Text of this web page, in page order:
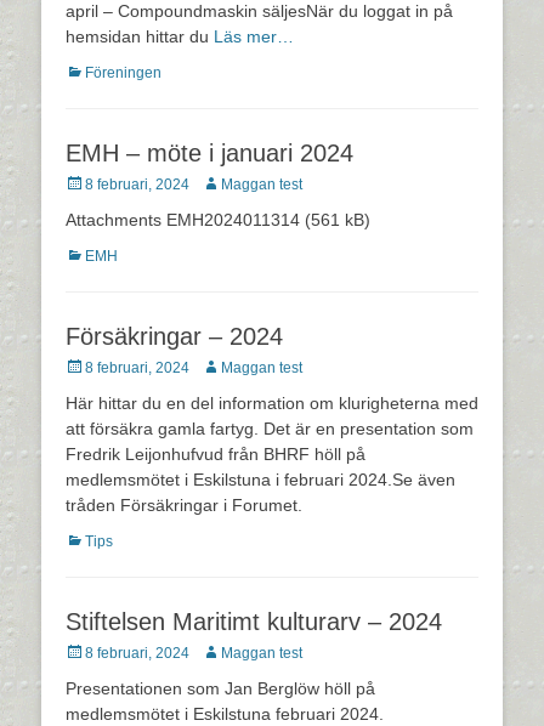
april – Compoundmaskin säljesNär du loggat in på
hemsidan hittar du Läs mer…
Kategorier
Föreningen
EMH – möte i januari 2024
Postades
8 februari, 2024 Författare
Maggan test
Attachments EMH2024011314 (561 kB)
Kategorier
EMH
Försäkringar – 2024
Postades
8 februari, 2024 Författare
Maggan test
Här hittar du en del information om klurigheterna med
att försäkra gamla fartyg. Det är en presentation som
Fredrik Leijonhufvud från BHRF höll på
medlemsmötet i Eskilstuna i februari 2024.Se även
tråden Försäkringar i Forumet.
Kategorier
Tips
Stiftelsen Maritimt kulturarv – 2024
Postades
8 februari, 2024 Författare
Maggan test
Presentationen som Jan Berglöw höll på
medlemsmötet i Eskilstuna februari 2024.